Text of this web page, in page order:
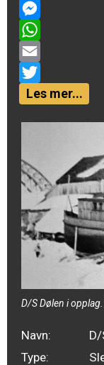
Facebook
Messenger
WhatsApp
Email
Twitter
Les mer...
D/S Dølen i
Navn:
D/
Type: